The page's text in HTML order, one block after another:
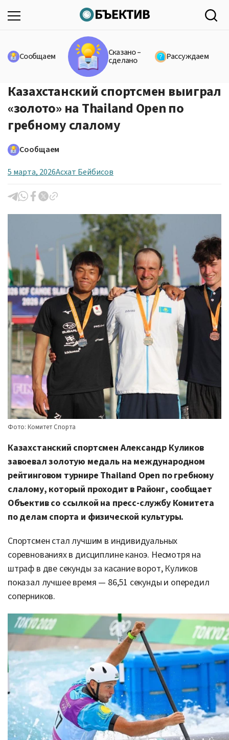
Сообщаем Сказано –
сделано Рассуждаем
Казахстанский спортсмен выиграл
«золото» на Thailand Open по
гребному слалому
Сообщаем
5 марта, 2026Асхат Бейбисов
Фото: Комитет Спорта
Казахстанский спортсменАлександр Куликов
завоевал золотую медаль на международном
рейтинговом турнире Thailand Open по гребному
слалому, который проходит в Районг, сообщает
Объектив со ссылкой на пресс-службу Комитета
по делам спорта и физической культуры.
Спортсмен стал лучшим в индивидуальных
соревнованиях в дисциплине каноэ. Несмотря на
штраф в две секунды за касание ворот, Куликов
показал лучшее время — 86,51 секунды и опередил
соперников.